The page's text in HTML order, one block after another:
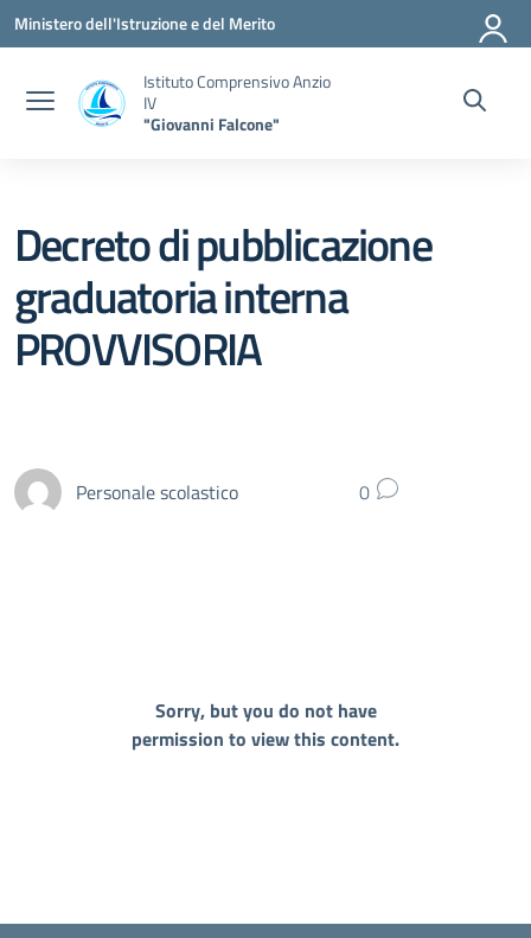
Vai ai contenuti
Vai al menu di navigazione
Vai al footer
Ministero dell'Istruzione e del Merito
Istituto Comprensivo Anzio
IV
"Giovanni Falcone"
Decreto di pubblicazione
graduatoria interna
PROVVISORIA
Personale scolastico 0
Sorry, but you do not have
permission to view this content.